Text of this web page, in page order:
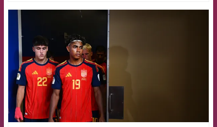
FCB Barcelona badge